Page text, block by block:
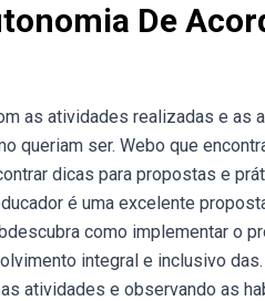
De
as atividades realizadas e as
queriam ser. Webo que
dicas para propostas e
é uma excelente
como implementar o
integral e inclusivo
atividades e observando as